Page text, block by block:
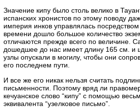
Значение кипу было столь велико в
испанских хронистов по этому поводу
империя инков управлялась
времени дошло большое количество
отличаются прежде всего по величине.
дошедшее до нас имеет длину 165 см. и
узлы опускали в могилу, чтобы они
его последнем пути.
И все же его никак нельзя считать
письменности. Поэтому вряд ли
кечуанское слово “кипу” с помощью
эквивалента “узелковое письмо”.